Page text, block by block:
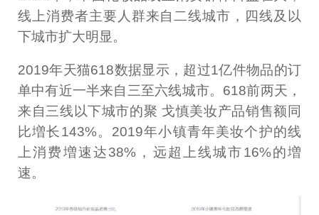
线上消费者主要人群来自二线城市，四线及以
下城市扩大明显。
2019年天猫618数据显示，超过1亿件物品的订
单中有近一半来自三至六线城市。618前两天，
来自三线以下城市的聚 戈慎美妆产品销售额同
比増长143%。2019年小镇青年美妆个护的线
上消费増速达38%，远超上线城市16%的増
速。